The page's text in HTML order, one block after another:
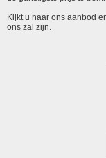
Kijkt u naar ons aanbod
ons zal zijn.